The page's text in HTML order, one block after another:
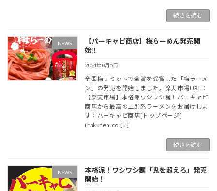
続きを読む
NEWS
【パーキャピ商店】梅らーめん発売開
始‼
2024年8月5日
全国梅サミットで金賞を受賞した「梅ラーメ
ン」の発売を開始しました。楽天市場URL：
【楽天市場】本格派ワシワシ麺！パーキャピ
商店から最高の二郎系ラーメンをお届けしま
す：パーキャピ商店[トップページ]
(rakuten.co […]
続きを読む
NEWS
本格派！ワシワシ麺「鬼を超えろ」発売
開始！